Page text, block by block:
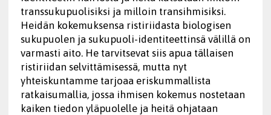
transsukupuolisiksi ja milloin transihmisiksi.
Heidän kokemuksensa ristiriidasta biologisen
sukupuolen ja sukupuoli-identiteettinsä välillä on
varmasti aito. He tarvitsevat siis apua tällaisen
ristiriidan selvittämisessä, mutta nyt
yhteiskuntamme tarjoaa eriskummallista
ratkaisumallia, jossa ihmisen kokemus nostetaan
kaiken tiedon yläpuolelle ja heitä ohjataan